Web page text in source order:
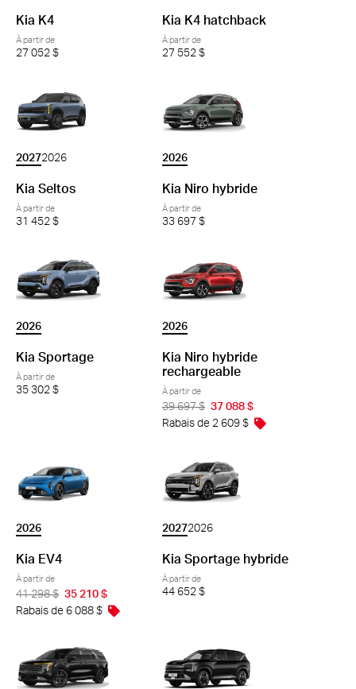
Kia K4
À partir de
27 052 $
Kia K4 hatchback
À partir de
27 552 $
20272026
Kia Seltos
À partir de
31 452 $
2026
Kia Niro hybride
À partir de
33 697 $
2026
Kia Sportage
À partir de
35 302 $
2026
Kia Niro hybride
rechargeable
À partir de
39 697 $ 37 088 $
Rabais de 2 609 $
2026
Kia EV4
À partir de
41 298 $ 35 210 $
Rabais de 6 088 $
20272026
Kia Sportage hybride
À partir de
44 652 $